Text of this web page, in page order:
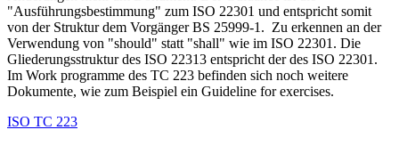
"Ausführungsbestimmung" zum ISO 22301 und entspricht somit
von der Struktur dem Vorgänger BS 25999-1. Zu erkennen an der
Verwendung von "should" statt "shall" wie im ISO 22301. Die
Gliederungsstruktur des ISO 22313 entspricht der des ISO 22301.
Im Work programme des TC 223 befinden sich noch weitere
Dokumente, wie zum Beispiel ein Guideline for exercises.
ISO TC 223